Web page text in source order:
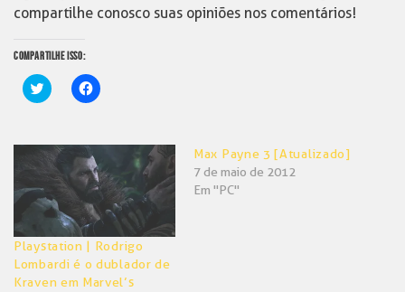
compartilhe conosco suas opiniões nos comentários!
COMPARTILHE ISSO:
Clique
para
em
nova
janela)
Clique
para
em
nova
janela)
Playstation | Rodrigo
Lombardi é o dublador de
Kraven em Marvel’s
Max Payne 3 [Atualizado]
7 de maio de 2012
Em "PC"